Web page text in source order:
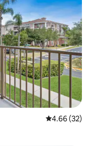
औसत रेटिंग 5 में
4.66 (32)